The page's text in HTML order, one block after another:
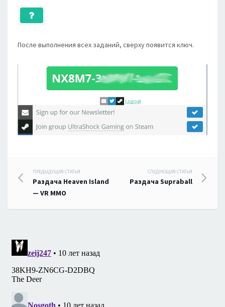
После выполнения всех заданий, сверху появится ключ.
Навигация
по
записям
ПРЕДЫДУЩАЯ СТАТЬЯ
Раздача Heaven Island
— VR MMO
СЛЕДУЮЩАЯ СТАТЬЯ
Раздача Supraball